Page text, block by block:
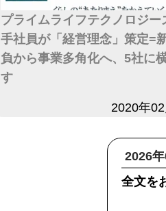
プライムライフテクノロジー
手社員が「経営理念」策定=
負から事業多角化へ、5社に
す
2020年
2026
全文を